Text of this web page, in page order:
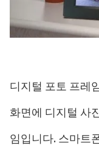
디지털 포토 프레
화면에 디지털 사
임입니다. 스마트